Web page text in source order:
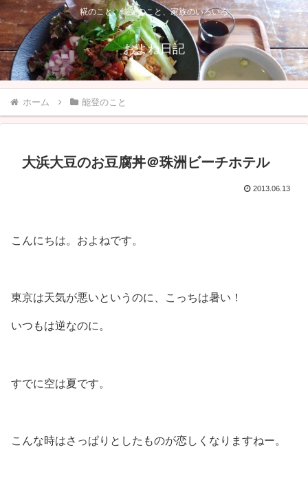
糀のこと、能登のこと、家族のいろいろ
およね日記
ホーム 能登のこと
大浜大豆のお豆腐丼＠珠洲ビーチホテル
2013.06.13
こんにちは。およねです。
東京は天気が悪いというのに、こっちは暑い！
いつもは逆なのに。
すでに空は夏です。
こんな時はさっぱりとしたものが恋しくなりますねー。